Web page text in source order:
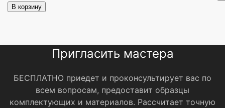
В корзину
Пригласить мастера
БЕСПЛАТНО приедет и проконсультирует вас по
всем вопросам, предоставит образцы
комплектующих и материалов. Рассчитает точную